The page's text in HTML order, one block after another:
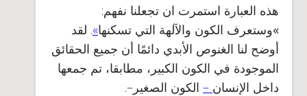
هذه العبارة استمرت ان تجعلنا نفهم:
»وستعرف الكون والآلهة التي تسكنها». لقد
أوضح لنا الغنوص الأبدي دائمًا أن جميع الحقائق
الموجودة في الكون الكبير، مطابقا، تم جمعها
داخل الإنسان – الكون الصغير–.